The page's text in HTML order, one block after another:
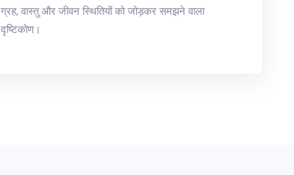
ग्रह, वास्तु और जीवन स्थितियों को जोड़कर समझने वाला
दृष्टिकोण।